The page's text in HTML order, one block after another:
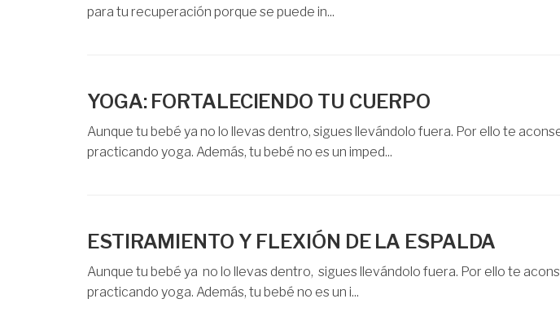
para tu recuperación porque se puede in...
YOGA: FORTALECIENDO TU CUERPO
Aunque tu bebé ya no lo llevas dentro, sigues llevándolo fuera. Por ello te
practicando yoga. Además, tu bebé no es un imped...
ESTIRAMIENTO Y FLEXIÓN DE LA ESPALDA
Aunque tu bebé ya no lo llevas dentro, sigues llevándolo fuera. Por ello te
practicando yoga. Además, tu bebé no es un i...